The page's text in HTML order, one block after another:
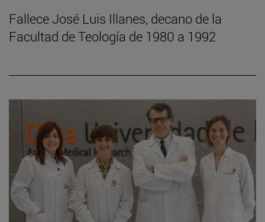
Fallece José Luis Illanes, decano de la
Facultad de Teología de 1980 a 1992